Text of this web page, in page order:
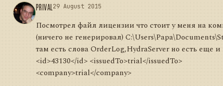
PRIVAL29 August 2015
Посмотрел файл лицензии что стоит у меня на
(ничего не генерировал)
там есть слова OrderLog,HydraServer но есть еще и
<id>43130</id> <issuedTo>trial</issuedTo>
<company>trial</company>